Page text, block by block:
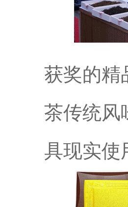
获奖的精
茶传统风
具现实使